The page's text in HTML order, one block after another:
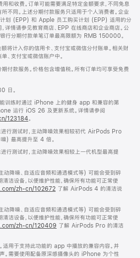
用和收费。订单可能需要满足特定金额要求，不同免息
不同。上述分期付款服务只适用于个人消费者。企业
计划 (EPP) 和 Apple 员工购买计划 (EPP) 适用的分
详情请参见教育商店、EPP 在线商店和企业商店。公
行分期付款单笔订单最高限额为 RMB 150000。
将计入你的信用卡、支付宝或微信分付账单。相关财
、支付宝或微信账户中。
付款服务。价格包含增值税。所有订单均可享受免费
日。
训练时通过 iPhone 上的健身 app 和兼容的第
运行 iOS 26 及更新系统。详情请参阅
123184。
测试时，主动降噪效果相较初代 AirPods Pro
) 最高提升至 4 倍。
测试时，主动降噪效果相较上一代机型最高提
动降噪、自适应音频和通透模式等) 可能会受到碎
清洁设备，以便维护性能，确保所有功能可正常使
zh-cn/102672 了解 AirPods 4 的清洁说
动降噪、自适应音频和通透模式等) 可能会受到碎
清洁设备，以便维护性能，确保所有功能可正常使
zh-cn/120409 了解 AirPods Pro 的清洁
适用于支持此功能的 app 中播放的兼容内容。并
。需要使用配备原深感摄像头的 iPhone 为个性